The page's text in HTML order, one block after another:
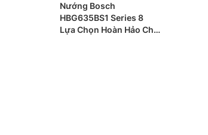
Nướng Bosch
HBG635BS1 Series 8
Lựa Chọn Hoàn Hảo Cho